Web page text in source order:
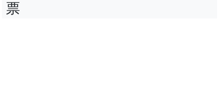
票